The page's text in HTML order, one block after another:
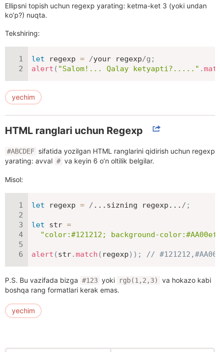
Ellipsni topish uchun regexp yarating: ketma-ket 3 (yoki undan
ko’p?) nuqta.
Tekshiring:
let regexp = /your regexp/g ;
alert ( "Salom!... Qalay ketyapti?....." .
yechim
HTML ranglari uchun Regexp
#ABCDEF sifatida yozilgan HTML ranglarini qidirish uchun regexp
yarating: avval # va keyin 6 o’n oltilik belgilar.
Misol:
let regexp = / ...sizning regexp... / ;
let str =
"color:#121212; background-
alert (str.match ( regexp) ) ; //
P.S. Bu vazifada bizga #123 yoki rgb(1,2,3)
va hokazo kabi
boshqa rang formatlari kerak emas.
yechim